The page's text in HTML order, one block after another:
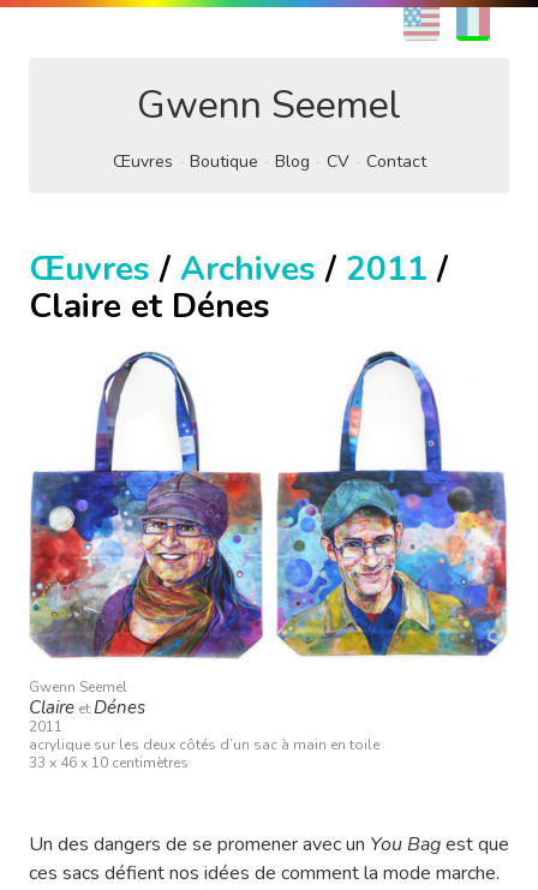
EN
Gwenn Seemel
Œuvres Boutique Blog CV Contact
Œuvres / Archives / 2011 /
Claire et Dénes
Gwenn Seemel
Claire et Dénes
2011
acrylique sur les deux côtés d’un sac à main en toile
33 x 46 x 10 centimètres
Un des dangers de se promener avec un You Bagest que
ces sacs défient nos idées de comment la mode marche.